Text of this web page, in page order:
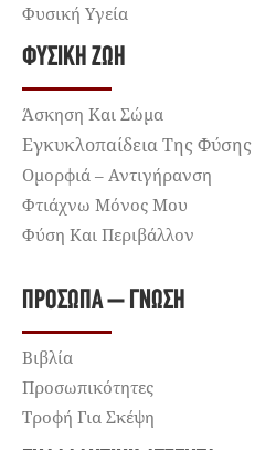
Φυσική Υγεία
ΦΥΣΙΚΉ ΖΩΉ
Άσκηση Και Σώμα
Εγκυκλοπαίδεια Της Φύσης
Ομορφιά – Αντιγήρανση
Φτιάχνω Μόνος Μου
Φύση Και Περιβάλλον
ΠΡΌΣΩΠΑ – ΓΝΏΣΗ
Βιβλία
Προσωπικότητες
Τροφή Για Σκέψη